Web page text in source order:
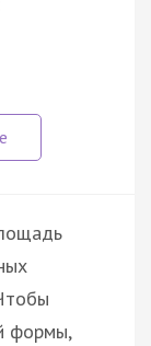
формы,